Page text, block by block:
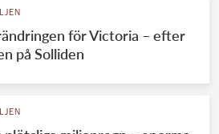
för Victoria – efter
på Solliden